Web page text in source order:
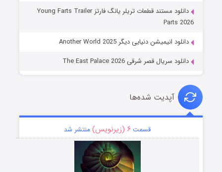
دانلود مستند قطعات تریلر یانگ فارتز Young Farts Trailer
Parts 2026
دانلود انیمیشن دنیایی دیگر Another World 2025
دانلود سریال قصر شرقی The East Palace 2026
آپدیت شده‌ها
قسمت ۶ (زیرنویس) منتشر شد